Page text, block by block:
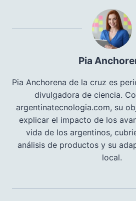
Pia
Pia Anchorena de la cruz es
divulgadora de ciencia.
argentinatecnologia.com, su
explicar el impacto de los
vida de los argentinos,
análisis de productos y su
local.